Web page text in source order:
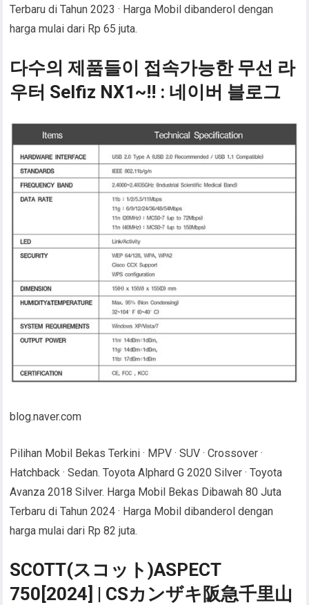
Terbaru di Tahun 2023 · Harga Mobil dibanderol dengan
harga mulai dari Rp 65 juta.
다수의 제품들이 접속가능한 무선 라
우터 Selfiz NX1~!! : 네이버 블로그
blog.naver.com
Pilihan Mobil Bekas Terkini · MPV · SUV · Crossover ·
Hatchback · Sedan. Toyota Alphard G 2020 Silver · Toyota
Avanza 2018 Silver. Harga Mobil Bekas Dibawah 80 Juta
Terbaru di Tahun 2024 · Harga Mobil dibanderol dengan
harga mulai dari Rp 82 juta.
SCOTT(スコット)ASPECT
750[2024] | CSカンザキ阪急千里山